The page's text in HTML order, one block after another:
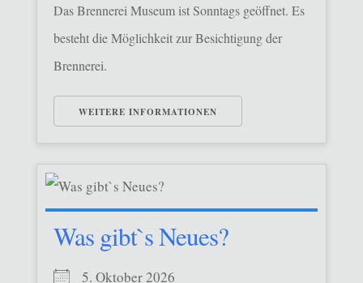
Das Brennerei Museum ist Sonntags geöffnet. Es
besteht die Möglichkeit zur Besichtigung der
Brennerei.
WEITERE INFORMATIONEN
Was gibt`s Neues?
5. Oktober 2026